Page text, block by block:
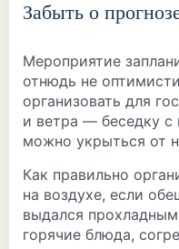
Забыть о
Мероприятие
отнюдь не
организовать для
и ветра — беседку
можно укрыться от
Как правильно
на воздухе, если
выдался
горячие блюда,